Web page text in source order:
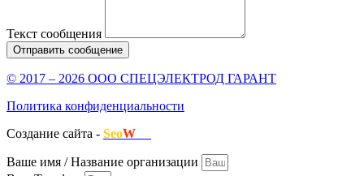
Текст сообщения
Отправить сообщение
© 2017 – 2026 ООО СПЕЦЭЛЕКТРОД ГАРАНТ
Политика конфиденциальности
Создание сайта - SeoW.ru
Ваше имя / Название организации